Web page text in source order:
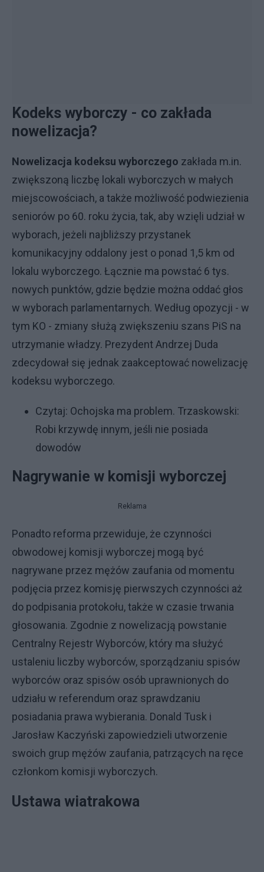
Kodeks wyborczy - co zakłada
nowelizacja?
Nowelizacja kodeksu wyborczego zakłada m.in.
zwiększoną liczbę lokali wyborczych w małych
miejscowościach, a także możliwość podwiezienia
seniorów po 60. roku życia, tak, aby wzięli udział w
wyborach, jeżeli najbliższy przystanek
komunikacyjny oddalony jest o ponad 1,5 km od
lokalu wyborczego. Łącznie ma powstać 6 tys.
nowych punktów, gdzie będzie można oddać głos
w wyborach parlamentarnych. Według opozycji - w
tym KO - zmiany służą zwiększeniu szans PiS na
utrzymanie władzy. Prezydent Andrzej Duda
zdecydował się jednak zaakceptować nowelizację
kodeksu wyborczego.
Czytaj: Ochojska ma problem. Trzaskowski:
Robi krzywdę innym, jeśli nie posiada
dowodów
Nagrywanie w komisji wyborczej
Reklama
Ponadto reforma przewiduje, że czynności
obwodowej komisji wyborczej mogą być
nagrywane przez mężów zaufania od momentu
podjęcia przez komisję pierwszych czynności aż
do podpisania protokołu, także w czasie trwania
głosowania. Zgodnie z nowelizacją powstanie
Centralny Rejestr Wyborców, który ma służyć
ustaleniu liczby wyborców, sporządzaniu spisów
wyborców oraz spisów osób uprawnionych do
udziału w referendum oraz sprawdzaniu
posiadania prawa wybierania. Donald Tusk i
Jarosław Kaczyński zapowiedzieli utworzenie
swoich grup mężów zaufania, patrzących na ręce
członkom komisji wyborczych.
Ustawa wiatrakowa